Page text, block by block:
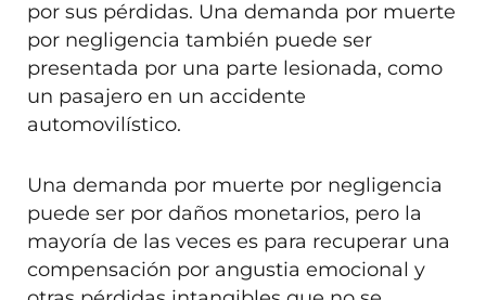
por sus pérdidas. Una demanda por muerte
por negligencia también puede ser
presentada por una parte lesionada, como
un pasajero en un accidente
automovilístico.
Una demanda por muerte por negligencia
puede ser por daños monetarios, pero la
mayoría de las veces es para recuperar una
compensación por angustia emocional y